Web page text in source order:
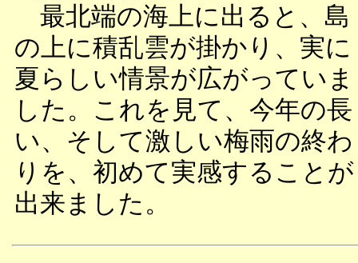
最北端の海上に出ると、島
の上に積乱雲が掛かり、実に
夏らしい情景が広がっていま
した。これを見て、今年の長
い、そして激しい梅雨の終わ
りを、初めて実感することが
出来ました。